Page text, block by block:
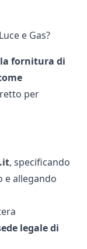
e Gas?
fornitura di
per
, specificando
e allegando
legale di